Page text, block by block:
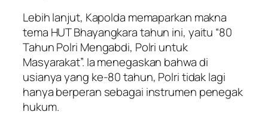
Lebih lanjut, Kapolda memaparkan makna
tema HUT Bhayangkara tahun ini, yaitu “80
Tahun Polri Mengabdi, Polri untuk
Masyarakat”. Ia menegaskan bahwa di
usianya yang ke-80 tahun, Polri tidak lagi
hanya berperan sebagai instrumen penegak
hukum.